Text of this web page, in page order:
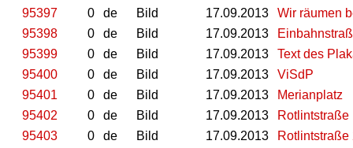
95397
0 de Bild 17.09.2013
Wir räumen
95398
0 de Bild 17.09.2013
95399
0 de Bild 17.09.2013
Text des
95400
0 de Bild 17.09.2013
ViSdP
95401
0 de Bild 17.09.2013
Merianplatz
95402
0 de Bild 17.09.2013
Rotlintstraße
95403
0 de Bild 17.09.2013
Rotlintstraße